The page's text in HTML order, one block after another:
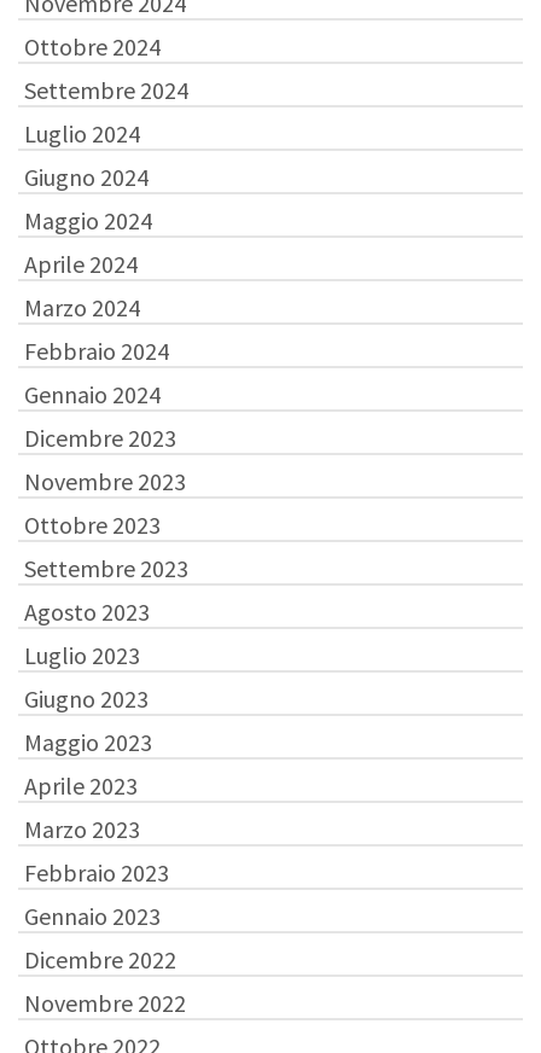
Ottobre 2024
Settembre 2024
Luglio 2024
Giugno 2024
Maggio 2024
Aprile 2024
Marzo 2024
Febbraio 2024
Gennaio 2024
Dicembre 2023
Novembre 2023
Ottobre 2023
Settembre 2023
Agosto 2023
Luglio 2023
Giugno 2023
Maggio 2023
Aprile 2023
Marzo 2023
Febbraio 2023
Gennaio 2023
Dicembre 2022
Novembre 2022
Ottobre 2022